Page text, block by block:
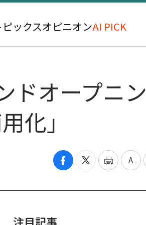
ックスオピニオンAI PICK
ドオープニン
化」
注目記事